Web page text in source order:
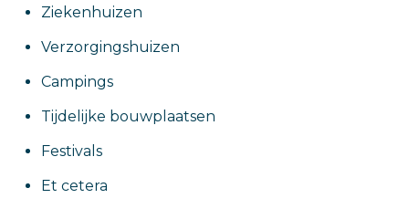
Ziekenhuizen
Verzorgingshuizen
Campings
Tijdelijke bouwplaatsen
Festivals
Et cetera